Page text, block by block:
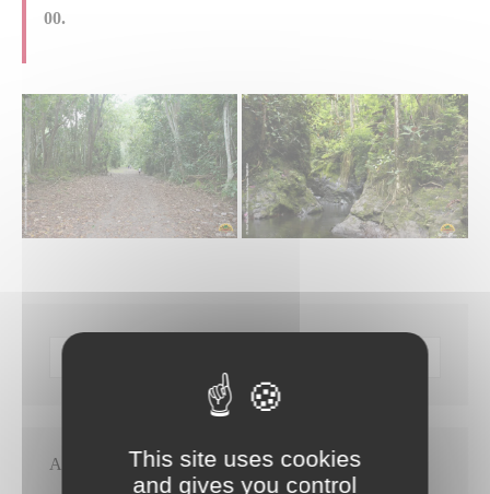
00.
Articles récentsThis site uses cookies
and gives you control